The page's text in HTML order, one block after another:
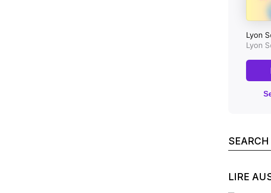
Search
for:
LIRE